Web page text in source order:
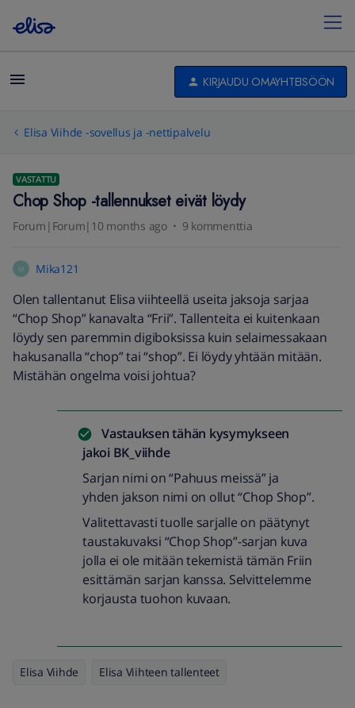
KIRJAUDU OMAYHTEISÖÖN
Elisa Viihde -sovellus ja -nettipalvelu
VASTATTU
Chop Shop -tallennukset eivät löydy
Forum|Forum|10 months ago 9 kommenttia
M Mika121
Olen tallentanut Elisa viihteellä useita jaksoja sarjaa
“Chop Shop” kanavalta “Frii”. Tallenteita ei kuitenkaan
löydy sen paremmin digiboksissa kuin selaimessakaan
hakusanalla “chop” tai “shop”. Ei löydy yhtään mitään.
Mistähän ongelma voisi johtua?
Vastauksen tähän kysymykseen
jakoi BK_viihde
Sarjan nimi on “Pahuus meissä” ja
yhden jakson nimi on ollut “Chop Shop”.
Valitettavasti tuolle sarjalle on päätynyt
taustakuvaksi “Chop Shop”-sarjan kuva
jolla ei ole mitään tekemistä tämän Friin
esittämän sarjan kanssa. Selvittelemme
korjausta tuohon kuvaan.
Elisa Viihde Elisa Viihteen tallenteet